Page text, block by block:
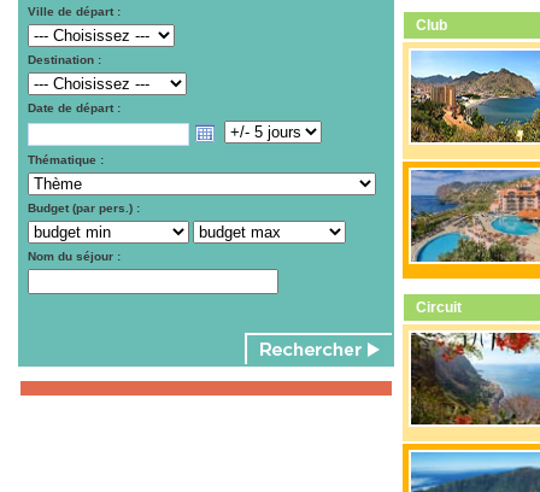
Ville de départ :
Destination :
Date de départ :
Thématique :
Budget (par pers.) :
Nom du séjour :
Club
Circuit